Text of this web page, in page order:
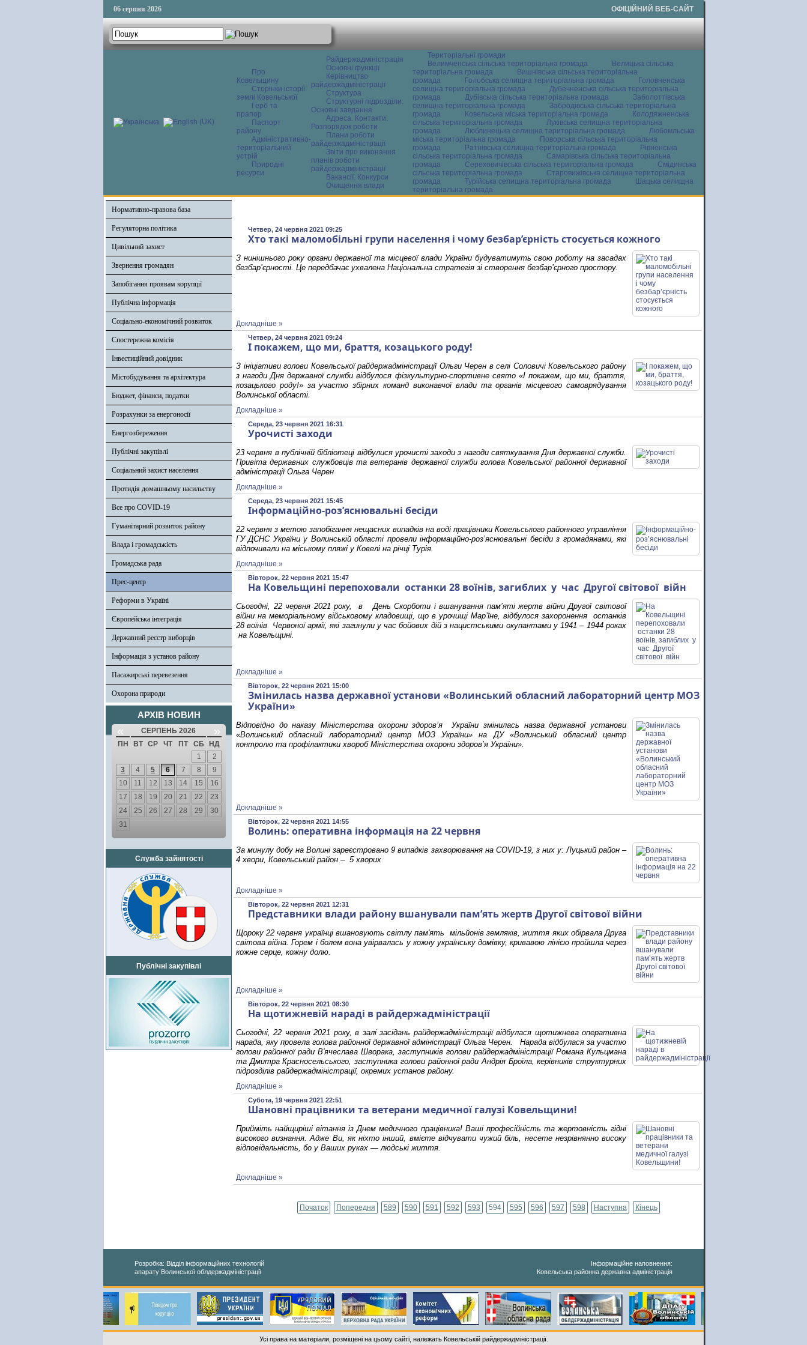
06 серпня 2026 ОФІЦІЙНИЙ ВЕБ-САЙТ
Про
Ковельщину
Сторінки історії
землі Ковельської
Герб та
прапор
Паспорт
району
Адміністративно-
територіальний
устрій
Природні
ресурси
Райдержадміністрація
Основні функції
Керівництво
райдержадміністрації
Структура
Структурні підрозділи.
Основні завдання
Адреса. Контакти.
Розпорядок роботи
Плани роботи
райдержадміністрації
Звіти про виконання
планів роботи
райдержадміністрації
Вакансії. Конкурси
Очищення влади
Територіальні громади
Велимченська сільська територіальна громада
Велицька сільська
територіальна громада
Вишнівська сільська територіальна
громада
Голобська селищна територіальна громада
Головненська
селищна територіальна громада
Дубечненська сільська територіальна
громада
Дубівська сільська територіальна громада
Заболоттівська
селищна територіальна громада
Забродівська сільська територіальна
громада
Ковельська міська територіальна громада
Колодяжненська
сільська територіальна громада
Луківська селищна територіальна
громада
Люблинецька селищна територіальна громада
Любомльська
міська територіальна громада
Поворська сільська територіальна
громада
Ратнівська селищна територіальна громада
Рівненська
сільська територіальна громада
Самарівська сільська територіальна
громада
Сереховичівська сільська територіальна громада
Смідинська
сільська територіальна громада
Старовижівська селищна територіальна
громада
Турійська селищна територіальна громада
Шацька селищна
територіальна громада
Нормативно-правова база
Регуляторна політика
Цивільний захист
Звернення громадян
Запобігання проявам корупції
Публічна інформація
Соціально-економічний розвиток
Спостережна комісія
Інвестиційний довідник
Містобудування та архітектура
Бюджет, фінанси, податки
Розрахунки за енергоносії
Енергозбереження
Публічні закупівлі
Соціальний захист населення
Протидія домашньому насильству
Все про COVID-19
Гуманітарний розвиток району
Влада і громадськість
Громадська рада
Прес-центр
Реформи в Україні
Європейська інтеграція
Державний реєстр виборців
Інформація з установ району
Пасажирські перевезення
Охорона природи
АРХІВ НОВИН
« СЕРПЕНЬ 2026 »
ПН ВТ СР ЧТ ПТ СБ
НД
1
2
3
4 5 6 7 8
9
10
11 12 13 14 15
16
17
18 19 20 21 22
23
24
25 26 27 28 29
30
31
Служба зайнятості
Публічні закупівлі
Четвер, 24 червня 2021 09:25
Хто такі маломобільні групи населення і чому безбар’єрність стосується кожного
З нинішнього року органи державної та місцевої влади України будуватимуть свою роботу на засадах
безбар’єрності. Це передбачає ухвалена Національна стратегія зі створення безбар’єрного простору.
Докладніше »
Четвер, 24 червня 2021 09:24
І покажем, що ми, браття, козацького роду!
З ініціативи голови Ковельської райдержадміністрації Ольги Черен в селі Соловичі Ковельського району
з нагоди Дня державної служби відбулося фізкультурно-спортивне свято «І покажем, що ми, браття,
козацького роду!» за участю збірних команд виконавчої влади та органів місцевого самоврядування
Волинської області.
Докладніше »
Середа, 23 червня 2021 16:31
Урочисті заходи
23 червня в публічній бібліотеці відбулися урочисті заходи з нагоди святкування Дня державної служби.
Привіта державних службовців та ветеранів державної служби голова Ковельської районної державної
адміністрації Ольга Черен
Докладніше »
Середа, 23 червня 2021 15:45
Інформаційно-роз’яснювальні бесіди
22 червня з метою запобігання нещасних випадків на воді працівники Ковельського районного управління
ГУ ДСНС України у Волинській області провели інформаційно-роз’яснювальні бесіди з громадянами, які
відпочивали на міському пляжі у Ковелі на річці Турія.
Докладніше »
Вівторок, 22 червня 2021 15:47
На Ковельщині перепоховали останки 28 воїнів, загиблих у час Другої світової війн
Сьогодні, 22 червня 2021 року, в День Скорботи і вшанування пам’яті жертв війни Другої світової
війни на меморіальному військовому кладовищі, що в урочищі Мар’їне, відбулося захоронення останків
28 воїнів Червоної армії, які загинули у час бойових дій з нацистськими окупантами у 1941 – 1944 роках
на Ковельщині.
Докладніше »
Вівторок, 22 червня 2021 15:00
Змінилась назва державної установи «Волинський обласний лабораторний центр МОЗ
України»
Відповідно до наказу Міністерства охорони здоров’я України змінилась назва державної установи
«Волинський обласний лабораторний центр МОЗ України» на ДУ «Волинський обласний центр
контролю та профілактики хвороб Міністерства охорони здоров’я України».
Докладніше »
Вівторок, 22 червня 2021 14:55
Волинь: оперативна інформація на 22 червня
За минулу добу на Волині зареєстровано 9 випадків захворювання на COVID-19, з них у: Луцький район –
4 хвори, Ковельський район – 5 хворих
Докладніше »
Вівторок, 22 червня 2021 12:31
Представники влади району вшанували пам’ять жертв Другої світової війни
Щороку 22 червня українці вшановують світлу пам'ять мільйонів земляків, життя яких обірвала Друга
світова війна. Горем і болем вона увірвалась у кожну українську домівку, кривавою лінією пройшла через
кожне серце, кожну долю.
Докладніше »
Вівторок, 22 червня 2021 08:30
На щотижневій нараді в райдержадміністрації
Сьогодні, 22 червня 2021 року, в залі засідань райдержадміністрації відбулася щотижнева оперативна
нарада, яку провела голова районної державної адміністрації Ольга Черен. Нарада відбулася за участю
голови районної ради В'ячеслава Шворака, заступників голови райдержадміністрації Романа Кульцмана
та Дмитра Красносельського, заступника голови районної ради Андрія Броїла, керівників структурних
підрозділів райдержадміністрації, окремих установ району.
Докладніше »
Субота, 19 червня 2021 22:51
Шановні працівники та ветерани медичної галузі Ковельщини!
Прийміть найщиріші вітання із Днем медичного працівника! Ваші професійність та жертовність гідні
високого визнання. Адже Ви, як ніхто інший, вмієте відчувати чужий біль, несете незрівнянно високу
відповідальність, бо у Ваших руках — людські життя.
Докладніше »
Початок Попередня 589 590 591 592 593 594 595 596 597 598 Наступна
Кінець
Розробка: Відділ інформаційних технологій
апарату Волинської облдержадміністрації
Інформаційне наповнення:
Ковельська районна державна адміністрація
Усі права на матеріали, розміщені на цьому сайті, належать Ковельській райдержадміністрації.